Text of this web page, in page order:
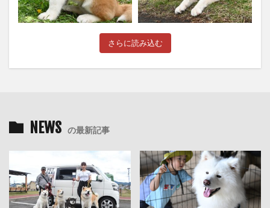
さらに読み込む
NEWS の最新記事